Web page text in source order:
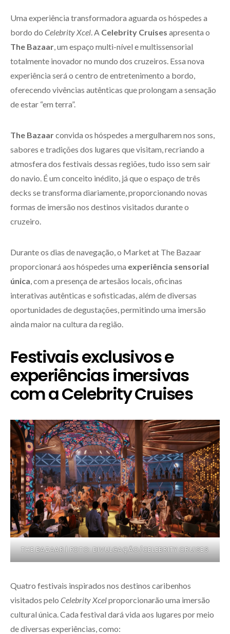
Uma experiência transformadora aguarda os hóspedes a
bordo do Celebrity Xcel . A Celebrity Cruises apresenta o
The Bazaar , um espaço multi-nível e multissensorial
totalmente inovador no mundo dos cruzeiros. Essa nova
experiência será o centro de entretenimento a bordo,
oferecendo vivências autênticas que prolongam a sensação
de estar “em terra”.
The Bazaarconvida os hóspedes a mergulharem nos sons,
sabores e tradições dos lugares que visitam, recriando a
atmosfera dos festivais dessas regiões, tudo isso sem sair
do navio. É um conceito inédito, já que o espaço de três
decks se transforma diariamente, proporcionando novas
formas de imersão nos destinos visitados durante o
cruzeiro.
Durante os dias de navegação, o Market at The Bazaar
proporcionará aos hóspedes uma experiência sensorial
única , com a presença de artesãos locais, oficinas
interativas autênticas e sofisticadas, além de diversas
oportunidades de degustações, permitindo uma imersão
ainda maior na cultura da região.
Festivais exclusivos e
experiências imersivas
com a Celebrity Cruises
THE BAZAAR | FOTO: DIVULGAÇÃO/CELEBRITY CRUISES
Quatro festivais inspirados nos destinos caribenhos
visitados pelo Celebrity Xcelproporcionarão uma imersão
cultural única. Cada festival dará vida aos lugares por meio
de diversas experiências, como: